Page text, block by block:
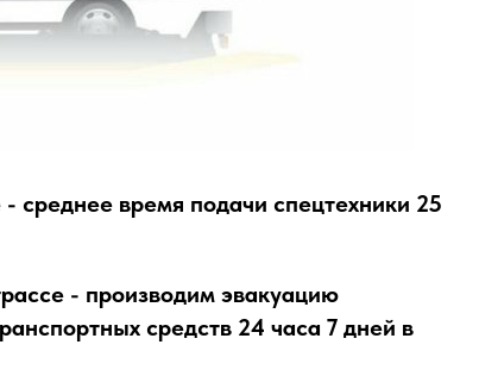
среднее время подачи спецтехники 25
- производим эвакуацию
средств 24 часа 7 дней в